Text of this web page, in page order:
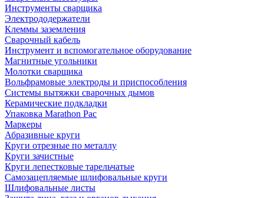
Инструменты сварщика
Электрододержатели
Клеммы заземления
Сварочный кабель
Инструмент и вспомогательное оборудование
Магнитные угольники
Молотки сварщика
Вольфрамовые электроды и приспособления
Системы вытяжки сварочных дымов
Керамические подкладки
Упаковка Marathon Pac
Маркеры
Абразивные круги
Круги отрезные по металлу
Круги зачистные
Круги лепестковые тарельчатые
Самозацепляемые шлифовальные круги
Шлифовальные листы